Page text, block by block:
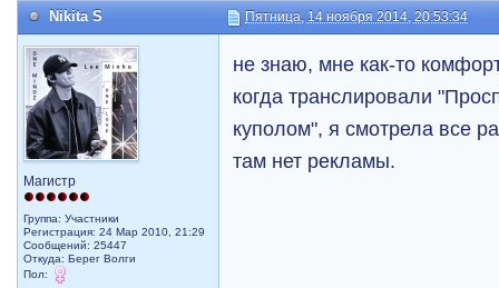
Nikita S Пятница, 14 ноября 2014, 20:53:34
Магистр
Группа: Участники
Регистрация: 24 Мар 2010, 21:29
Сообщений: 25447
Откуда: Берег Волги
Пол:
не знаю, мне как-то
когда транслировали
куполом", я смотрела все
там нет рекламы.